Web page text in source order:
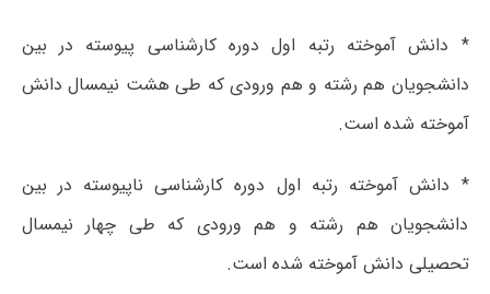
* دانش آموخته رتبه اول دوره کارشناسی پیوسته در بین
دانشجویان هم رشته و هم ورودی که طی هشت نیمسال دانش
آموخته شده است.
* دانش آموخته رتبه اول دوره کارشناسی ناپیوسته در بین
دانشجویان هم رشته و هم ورودی که طی چهار نیمسال
تحصیلی دانش آموخته شده است.